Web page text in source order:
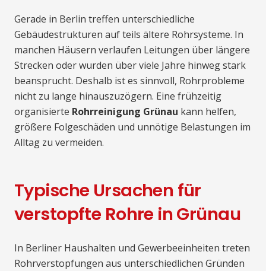
Gerade in Berlin treffen unterschiedliche
Gebäudestrukturen auf teils ältere Rohrsysteme. In
manchen Häusern verlaufen Leitungen über längere
Strecken oder wurden über viele Jahre hinweg stark
beansprucht. Deshalb ist es sinnvoll, Rohrprobleme
nicht zu lange hinauszuzögern. Eine frühzeitig
organisierte Rohrreinigung Grünau kann helfen,
größere Folgeschäden und unnötige Belastungen im
Alltag zu vermeiden.
Typische Ursachen für
verstopfte Rohre in Grünau
In Berliner Haushalten und Gewerbeeinheiten treten
Rohrverstopfungen aus unterschiedlichen Gründen